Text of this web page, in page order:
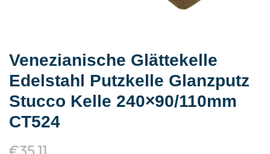
Venezianische Glättekelle
Edelstahl Putzkelle Glanzputz
Stucco Kelle 240×90/110mm
CT524
€35,11